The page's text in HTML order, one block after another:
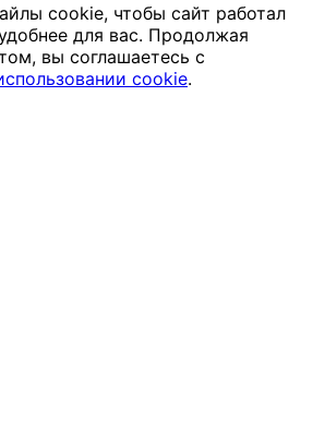
cookie, чтобы сайт работал
для вас. Продолжая
вы соглашаетесь с
cookie.